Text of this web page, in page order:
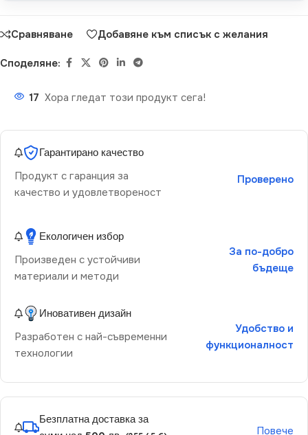
Сравняване Добавяне към списък с желания
Споделяне:
17 Хора гледат този продукт сега!
Гарантирано качество
Продукт с гаранция за
качество и удовлетвореност
Проверено
Екологичен избор
Произведен с устойчиви
материали и методи
За по-добро
бъдеще
Иновативен дизайн
Разработен с най-съвременни
технологии
Удобство и
функционалност
Безплатна доставка за
Повече